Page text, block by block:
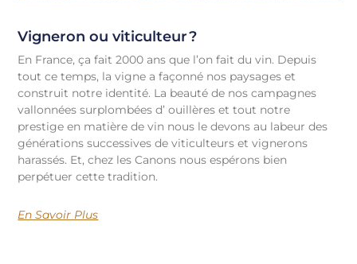
Vigneron ou viticulteur ?
En France, ça fait 2000 ans que l’on fait du vin. Depuis
tout ce temps, la vigne a façonné nos paysages et
construit notre identité. La beauté de nos campagnes
vallonnées surplombées d’ ouillères et tout notre
prestige en matière de vin nous le devons au labeur des
générations successives de viticulteurs et vignerons
harassés. Et, chez les Canons nous espérons bien
perpétuer cette tradition.
En Savoir Plus